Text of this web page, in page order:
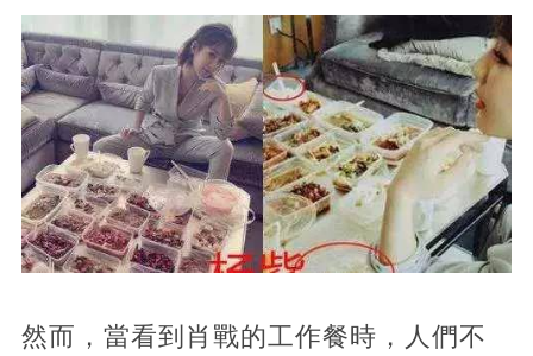
然而，當看到肖戰的工作餐時，人們不